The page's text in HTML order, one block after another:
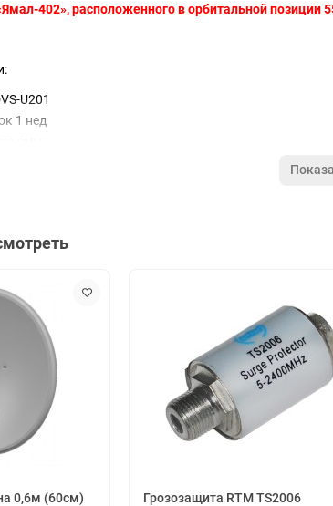
402», расположенного в орбитальной позиции
U201
1 нед
дБ
0.1 кг
0,6м (60см)
Грозозащита RTM TS2006